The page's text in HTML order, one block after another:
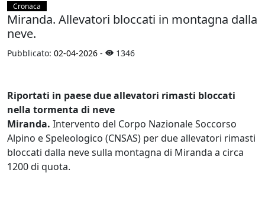
Cronaca
Miranda. Allevatori bloccati in montagna dalla
neve.
Pubblicato: 02-04-2026 - 1346
Riportati in paese due allevatori rimasti bloccati
nella tormenta di neve
Miranda. Intervento del Corpo Nazionale Soccorso
Alpino e Speleologico (CNSAS) per due allevatori rimasti
bloccati dalla neve sulla montagna di Miranda a circa
1200 di quota.